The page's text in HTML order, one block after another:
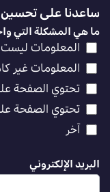
ساعدنا على
ما هي المشكلة التي
المعلومات
المعلومات غير
تحتوي الصفحة
تحتوي الصفحة
آخر
البريد الإلكتروني